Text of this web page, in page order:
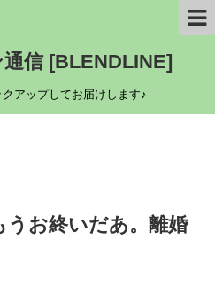
信 [BLENDLINE]
アップしてお届けします♪
うお終いだあ。離婚